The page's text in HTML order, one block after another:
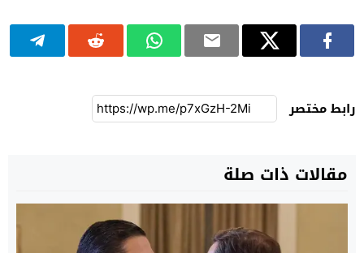
رابط مختصر
مقالات ذات صلة